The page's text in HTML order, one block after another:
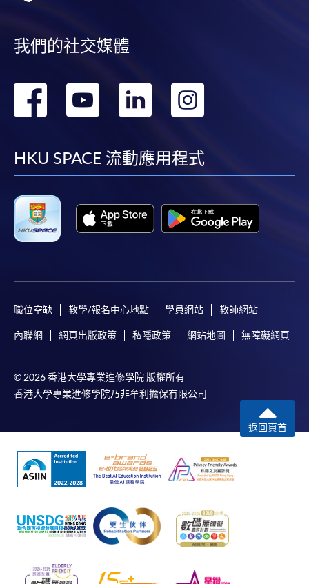
我們的社交媒體
轉
facebook
轉
youtube
轉
linkedin
HKU SPACE 流動應用程式
職位空缺 教學/報名中心地點 學員網站 教師網站
內聯網 網頁出版政策 私隱政策 網站地圖 無障礙網頁
© 2026 香港大學專業進修學院 版權所有
香港大學專業進修學院乃非牟利擔保有限公司
返回頁首